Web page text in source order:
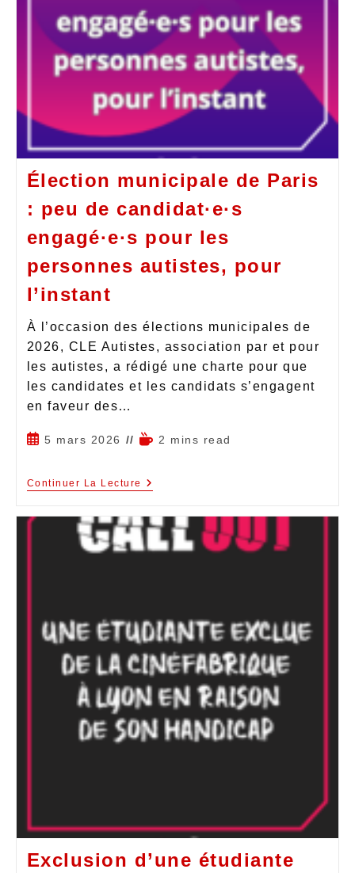
Élection municipale de Paris
: peu de candidat·e·s
engagé·e·s pour les
personnes autistes, pour
l’instant
À l’occasion des élections municipales de
2026, CLE Autistes, association par et pour
les autistes, a rédigé une charte pour que
les candidates et les candidats s’engagent
en faveur des…
5 mars 2026 2 mins read
Continuer La Lecture
Exclusion d’une étudiante